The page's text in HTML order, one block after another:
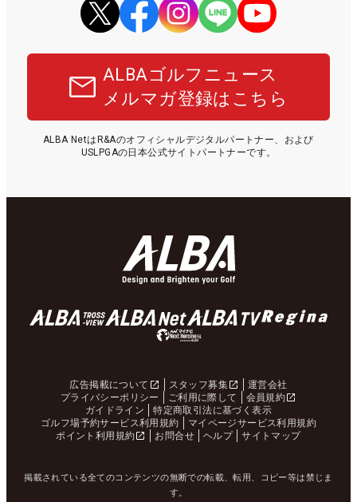
ALBAゴルフニュース
メルマガ登録はこちら
ALBA NetはR&Aのオフィシャルデジタルパートナー、および
USLPGAの日本公式サイトパートナーです。
広告掲載について スタッフ募集
運営会社
プライバシーポリシー
ご利用に際して
会員規約
ガイドライン
特定商取引法に基づく表示
ゴルフ場予約サービス利用規約
マイページサービス利用規約
ポイント利用規約
お問合せ ヘルプ サイトマップ
掲載されている全てのコンテンツの無断での転載、転用、コピー等は禁じま
す。